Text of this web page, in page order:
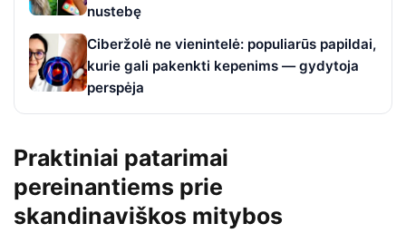
nustebę
Ciberžolė ne vienintelė: populiarūs papildai,
kurie gali pakenkti kepenims — gydytoja
perspėja
Praktiniai patarimai
pereinantiems prie
skandinaviškos mitybos